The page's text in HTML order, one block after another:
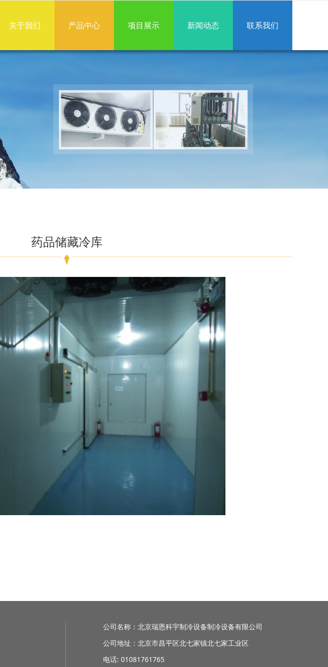
关于我们 产品中心 项目展示 新闻动态 联系我们
药品储藏冷库
公司名称：北京瑞恩科宇制冷设备制冷设备有限公司
公司地址：北京市昌平区北七家镇北七家工业区
电话: 01081761765